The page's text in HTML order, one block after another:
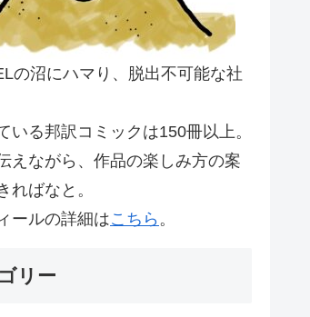
の沼にハマり、脱出不可能な社
いる邦訳コミックは150冊以上。
えながら、作品の楽しみ方の案
ればなと。
ールの詳細はこちら 。
リー